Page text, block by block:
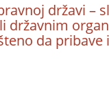
državi –
državnim
da pribave